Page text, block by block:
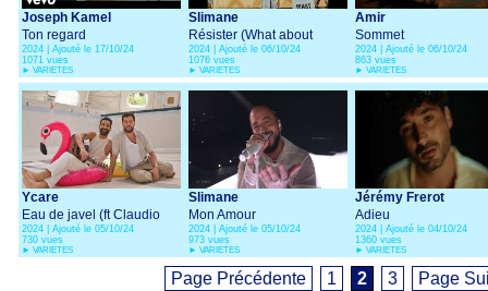
Joseph Kamel
Ton regard
2024 | Ajouté le 17/10/24
1071 vues
► VARIETES
Slimane
Résister (What about
Peace?)
2024 | Ajouté le 06/10/24
1076 vues
► VARIETES
Amir
Sommet
2024 | Ajouté le 06/10/24
863 vues
► VARIETES
Ycare
Eau de javel (ft Claudio
Capéo)
2024 | Ajouté le 05/10/24
730 vues
► VARIETES
Slimane
Mon Amour
2024 | Ajouté le 05/10/24
973 vues
► VARIETES
Jérémy Frerot
Adieu
2024 | Ajouté le 04/10/24
1360 vues
► VARIETES
Page Précédente 1 2 3 Page